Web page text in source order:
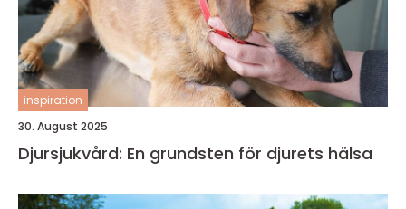
inspiration
30. August 2025
Djursjukvård: En grundsten för djurets hälsa